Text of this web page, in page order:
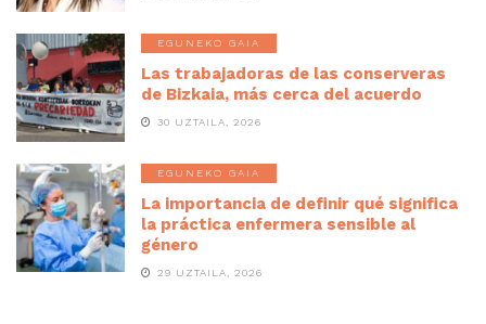
EGUNEKO GAIA
Las trabajadoras de las conserveras
de Bizkaia, más cerca del acuerdo
30 UZTAILA, 2026
EGUNEKO GAIA
La importancia de definir qué significa
la práctica enfermera sensible al
género
29 UZTAILA, 2026